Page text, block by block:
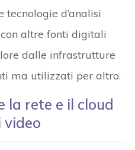
tecnologie d’analisi
altre fonti digitali
dalle infrastrutture
ma utilizzati per altro.
la rete e il cloud
video